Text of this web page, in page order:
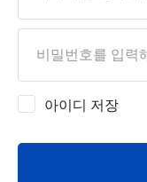
아이디 저장